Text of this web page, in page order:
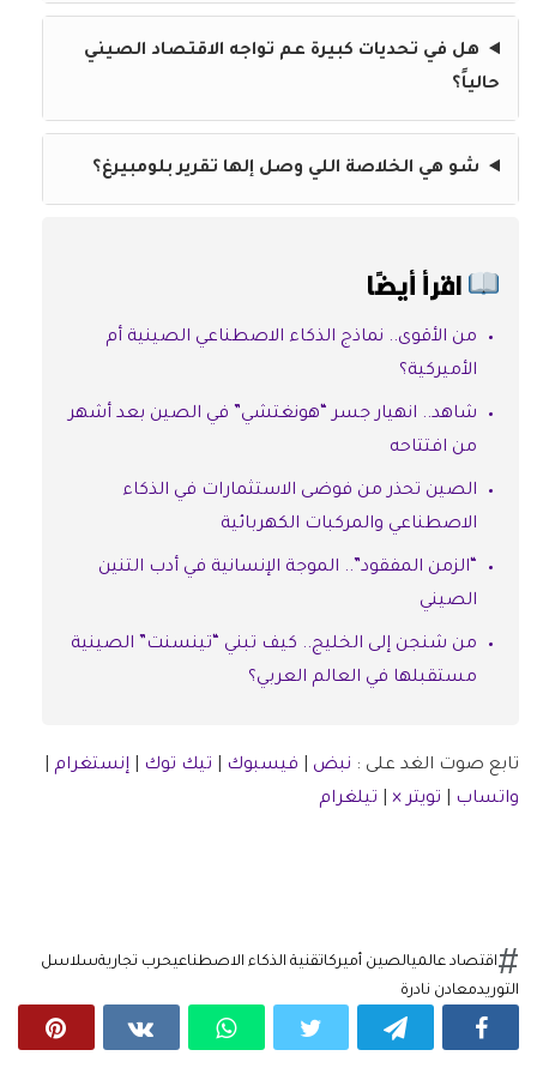
هل في تحديات كبيرة عم تواجه الاقتصاد الصيني
حالياً؟
شو هي الخلاصة اللي وصل إلها تقرير بلومبيرغ؟
اقرأ أيضًا
من الأقوى.. نماذج الذكاء الاصطناعي الصينية أم
الأميركية؟
شاهد.. انهيار جسر “هونغتشي” في الصين بعد أشهر
من افتتاحه
الصين تحذر من فوضى الاستثمارات في الذكاء
الاصطناعي والمركبات الكهربائية
“الزمن المفقود”.. الموجة الإنسانية في أدب التنين
الصيني
من شنجن إلى الخليج.. كيف تبني “تينسنت” الصينية
مستقبلها في العالم العربي؟
تابع صوت الغد على : نبض فيسبوك تيك توك إنستغرام
واتساب
تويتر × تيلغرام
اقتصاد عالميالصين أميركاتقنية الذكاء الاصطناعيحرب تجاريةسلاسل
التوريدمعادن نادرة